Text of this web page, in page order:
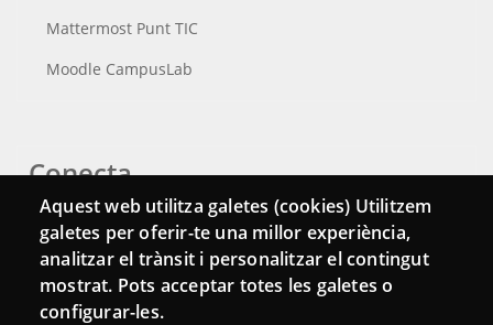
Mattermost Punt TIC
Moodle CampusLab
Conecta
Contacto
Hemeroteca
Aquest web utilitza galetes (cookies) Utilitzem
galetes per oferir-te una millor experiència,
analitzar el trànsit i personalitzar el contingut
mostrat. Pots acceptar totes les galetes o
configurar-les.